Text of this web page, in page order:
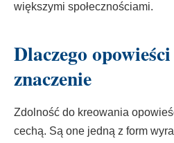
większymi społecznościami.
Dlaczego
znaczenie
Zdolność do kreowania
cechą. Są one jedną z form